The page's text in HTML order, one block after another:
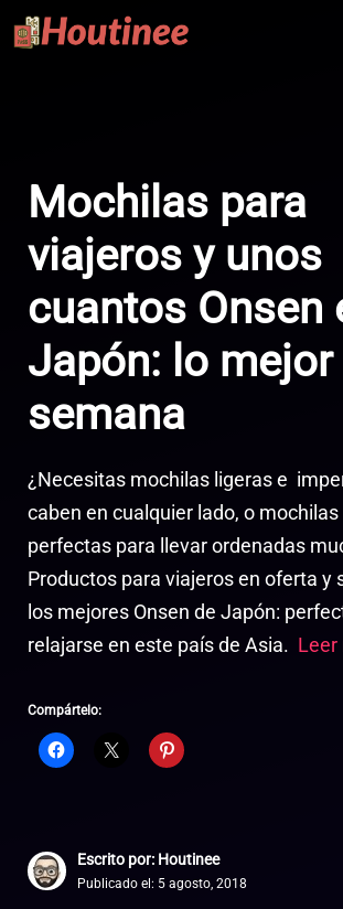
Saltar
al
Mochilas para
viajeros y unos
cuantos Onsen
Japón: lo mejor
semana
¿Necesitas mochilas ligeras e
caben en cualquier lado, o
perfectas para llevar ordenadas
Productos para viajeros en oferta y
los mejores Onsen de Japón:
relajarse en este país de Asia. Leer
Compártelo:
Escrito por: Houtinee
Publicado el: 5 agosto, 2018